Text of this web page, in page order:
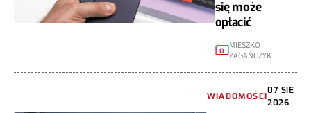
się może
opłacić
0 MIESZKO
ZAGAŃCZYK
WIADOMOŚCI
07 SIE
2026